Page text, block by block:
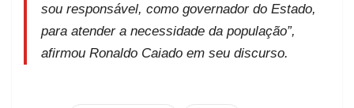
sou responsável, como governador do Estado,
para atender a necessidade da população”,
afirmou Ronaldo Caiado em seu discurso.